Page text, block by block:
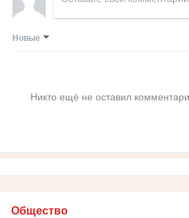
Новые
Никто ещё не оставил
Общество